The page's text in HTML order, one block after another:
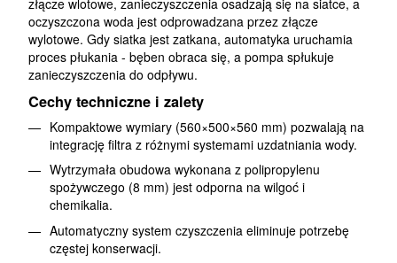
złącze wlotowe, zanieczyszczenia osadzają się na siatce, a
oczyszczona woda jest odprowadzana przez złącze
wylotowe. Gdy siatka jest zatkana, automatyka uruchamia
proces płukania - bęben obraca się, a pompa spłukuje
zanieczyszczenia do odpływu.
Cechy techniczne i zalety
Kompaktowe wymiary (560×500×560 mm) pozwalają na
integrację filtra z różnymi systemami uzdatniania wody.
Wytrzymała obudowa wykonana z polipropylenu
spożywczego (8 mm) jest odporna na wilgoć i
chemikalia.
Automatyczny system czyszczenia eliminuje potrzebę
częstej konserwacji.